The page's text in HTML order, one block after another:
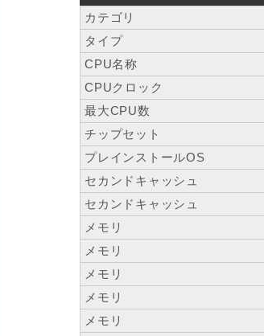
カテゴリ
タイプ
CPU名称
CPUクロック
最大CPU数
チップセット
プレインストールOS
セカンドキャッシュ
セカンドキャッシュ
メモリ
メモリ
メモリ
メモリ
メモリ